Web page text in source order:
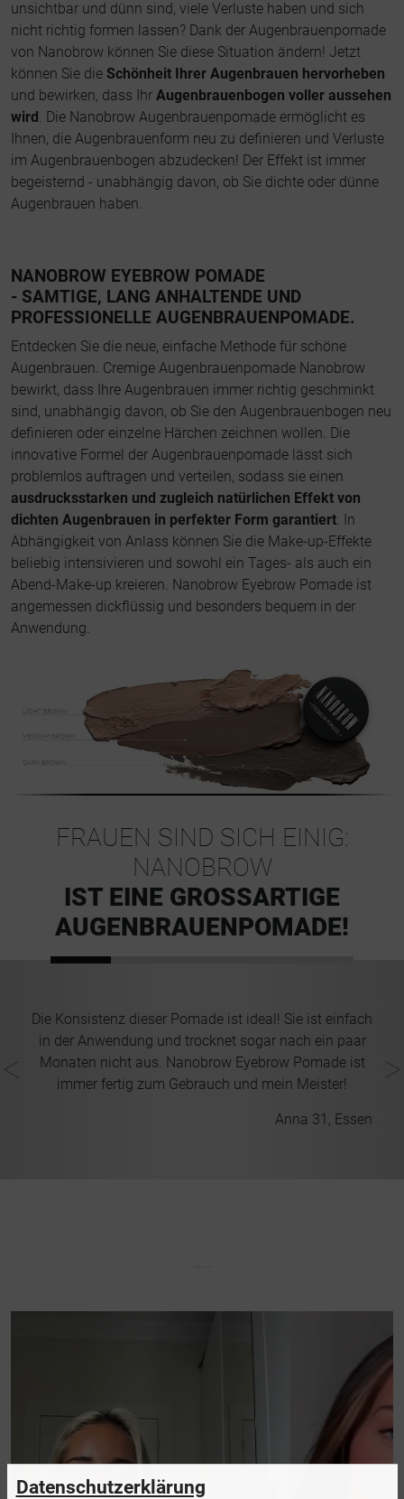
unsichtbar und dünn sind, viele Verluste haben und sich
nicht richtig formen lassen? Dank der Augenbrauenpomade
von Nanobrow können Sie diese Situation ändern! Jetzt
können Sie die Schönheit Ihrer Augenbrauen hervorheben
und bewirken, dass Ihr Augenbrauenbogen voller aussehen
wird. Die Nanobrow Augenbrauenpomade ermöglicht es
Ihnen, die Augenbrauenform neu zu definieren und Verluste
im Augenbrauenbogen abzudecken! Der Effekt ist immer
begeisternd - unabhängig davon, ob Sie dichte oder dünne
Augenbrauen haben.
NANOBROW EYEBROW POMADE
- SAMTIGE, LANG ANHALTENDE UND
PROFESSIONELLE AUGENBRAUENPOMADE.
Entdecken Sie die neue, einfache Methode für schöne
Augenbrauen. Cremige Augenbrauenpomade Nanobrow
bewirkt, dass Ihre Augenbrauen immer richtig geschminkt
sind, unabhängig davon, ob Sie den Augenbrauenbogen neu
definieren oder einzelne Härchen zeichnen wollen. Die
innovative Formel der Augenbrauenpomade lässt sich
problemlos auftragen und verteilen, sodass sie einen
ausdrucksstarken und zugleich natürlichen Effekt von
dichten Augenbrauen in perfekter Form garantiert. In
Abhängigkeit von Anlass können Sie die Make-up-Effekte
beliebig intensivieren und sowohl ein Tages- als auch ein
Abend-Make-up kreieren. Nanobrow Eyebrow Pomade ist
angemessen dickflüssig und besonders bequem in der
Anwendung.
FRAUEN SIND SICH EINIG:
NANOBROW
IST EINE GROSSARTIGE A
UGENBRAUENPOMADE!
Die Konsistenz dieser Pomade ist ideal! Sie ist einfach
in der Anwendung und trocknet sogar nach ein paar
Monaten nicht aus. Nanobrow Eyebrow Pomade ist
immer fertig zum Gebrauch und mein Meister!
Anna 31, Essen
Datenschutzerklärung